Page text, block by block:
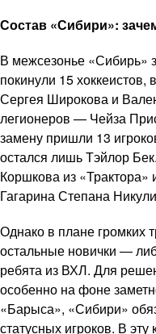
Состав «Сибири»:
В межсезонье «Сибирь»
покинули 15
Сергея Широкова и
легионеров — Чейза
замену пришли 13
остался лишь Тэйлор
Коршкова из «Трактора»
Гагарина Степана
Однако в плане громких
остальные новички —
ребята из ВХЛ. Для
особенно на фоне
«Барыса», «Сибири»
статусных игроков. В